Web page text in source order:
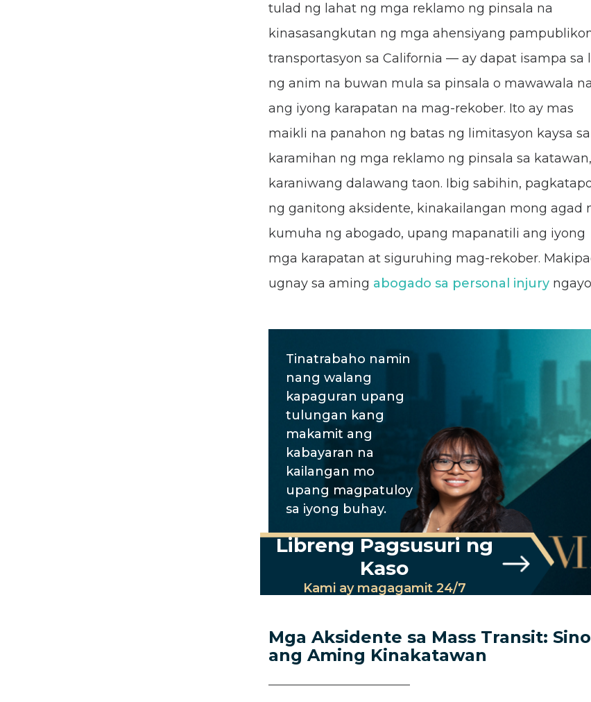
tulad ng lahat ng mga reklamo ng pinsala na
kinasasangkutan ng mga ahensiyang
transportasyon sa California — ay dapat isampa sa
ng anim na buwan mula sa pinsala o mawawala na
ang iyong karapatan na mag-rekober. Ito ay mas
maikli na panahon ng batas ng limitasyon kaysa sa
karamihan ng mga reklamo ng pinsala sa
karaniwang dalawang taon. Ibig sabihin,
ng ganitong aksidente, kinakailangan mong agad
kumuha ng abogado, upang mapanatili ang iyong
mga karapatan at siguruhing mag-rekober.
ugnay sa aming abogado sa personal injury
Tinatrabaho namin
nang walang
kapaguran upang
tulungan kang
makamit ang
kabayaran na
kailangan mo
upang magpatuloy
sa iyong buhay.
Libreng Pagsusuri ng
Kaso
Kami ay magagamit 24/7
Mga Aksidente sa Mass Transit: Sino
ang Aming Kinakatawan